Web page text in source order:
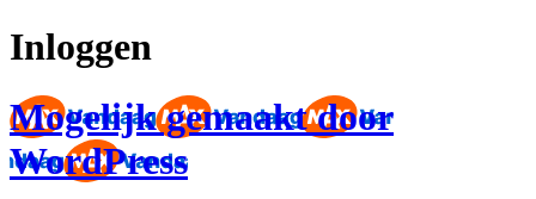
Inloggen
Mogelijk gemaakt door
WordPress